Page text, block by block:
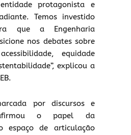
protagonista e
Temos investido
que a Engenharia
nos debates sobre
equidade
explicou a
por discursos e
o papel da
espaço de articulação